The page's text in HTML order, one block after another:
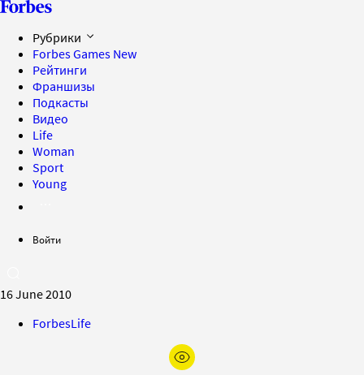
Рубрики
Forbes Games New
Рейтинги
Франшизы
Подкасты
Видео
Life
Woman
Sport
Young
Войти
16 June 2010
ForbesLife